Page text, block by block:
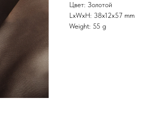
Цвет: Золотой
LxWxH: 38x12x57 mm
Weight: 55 g